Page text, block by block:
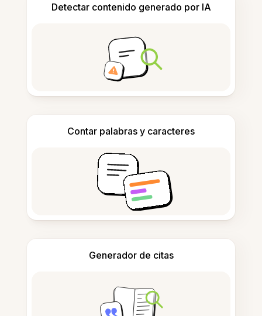
Detectar contenido generado por IA
Contar palabras y caracteres
Generador de citas